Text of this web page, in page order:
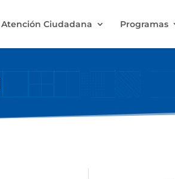
Atención Ciudadana Programas